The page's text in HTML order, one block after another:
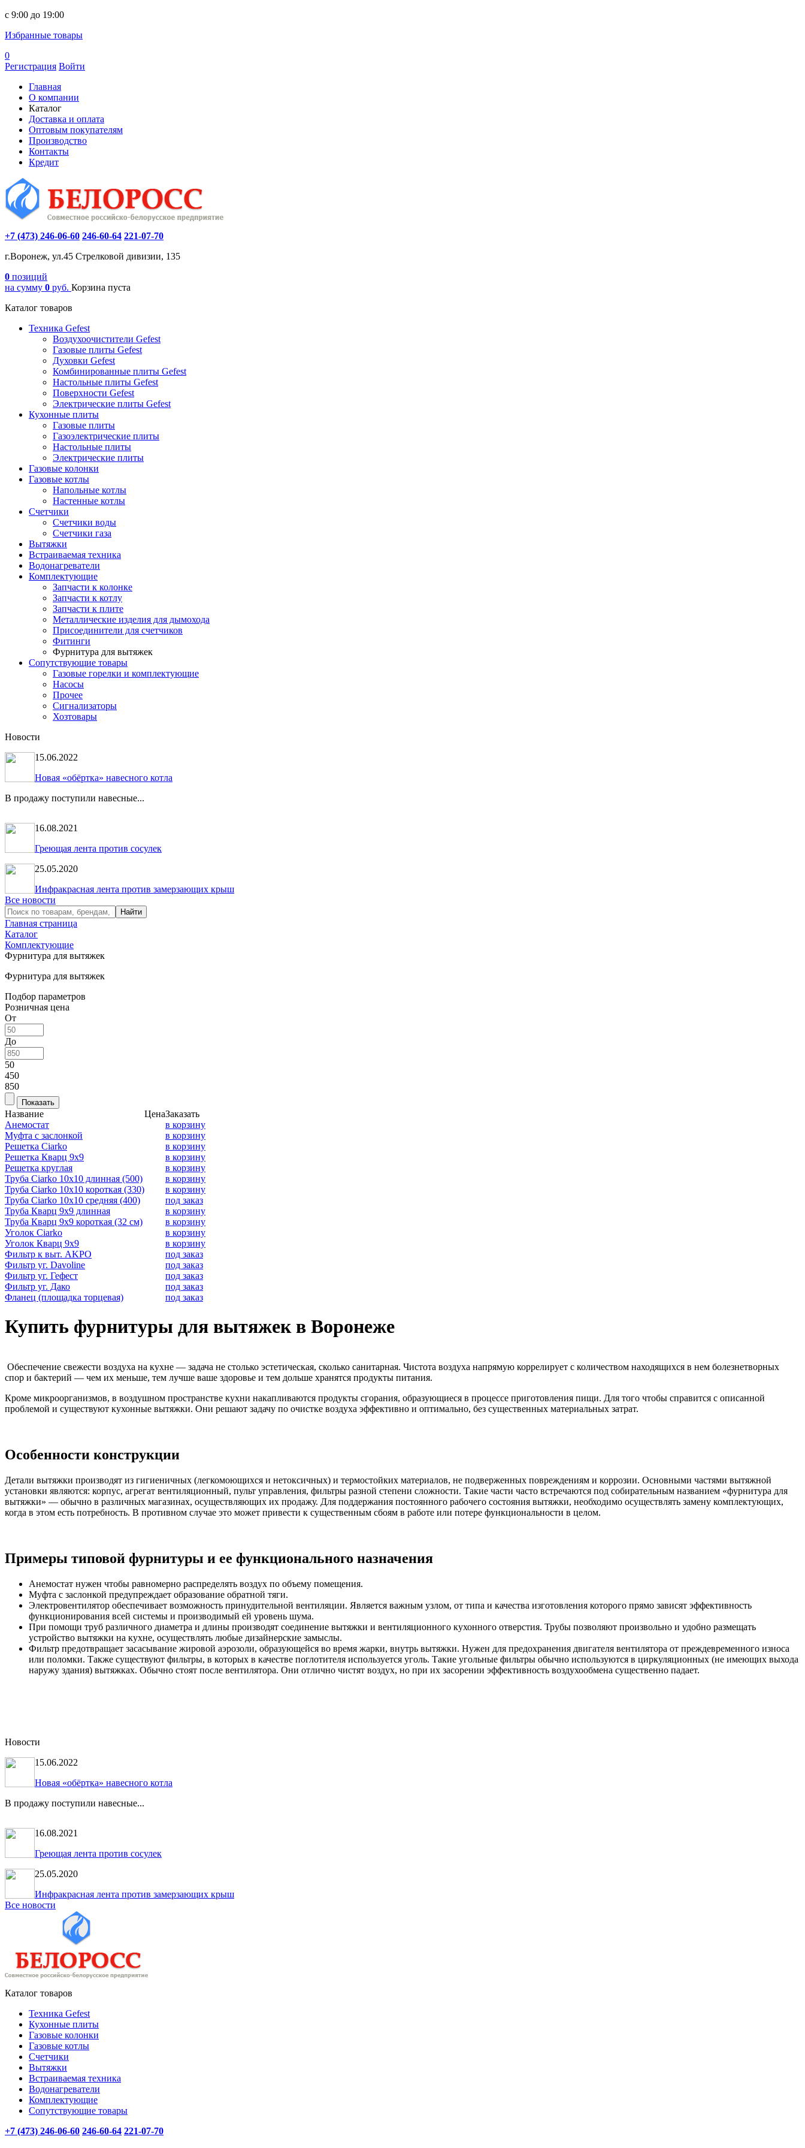
c 9:00 до 19:00
Избранные товары
0
Регистрация Войти
Главная
О компании
Каталог
Доставка и оплата
Оптовым покупателям
Производство
Контакты
Кредит
+7 (473) 246-06-60 246-60-64 221-07-70
г.Воронеж, ул.45 Стрелковой дивизии, 135
0 позиций
на сумму 0 руб. Корзина пуста
Каталог товаров
Техника Gefest
Воздухоочистители Gefest
Газовые плиты Gefest
Духовки Gefest
Комбинированные плиты Gefest
Настольные плиты Gefest
Поверхности Gefest
Электрические плиты Gefest
Кухонные плиты
Газовые плиты
Газоэлектрические плиты
Настольные плиты
Электрические плиты
Газовые колонки
Газовые котлы
Напольные котлы
Настенные котлы
Счетчики
Счетчики воды
Счетчики газа
Вытяжки
Встраиваемая техника
Водонагреватели
Комплектующие
Запчасти к колонке
Запчасти к котлу
Запчасти к плите
Металлические изделия для дымохода
Присоединители для счетчиков
Фитинги
Фурнитура для вытяжек
Сопутствующие товары
Газовые горелки и комплектующие
Насосы
Прочее
Сигнализаторы
Хозтовары
Новости
15.06.2022
Новая «обёртка» навесного котла
В продажу поступили навесные...
16.08.2021
Греющая лента против сосулек
25.05.2020
Инфракрасная лента против замерзающих крыш
Все новости
Главная страница
Каталог
Комплектующие
Фурнитура для вытяжек
Фурнитура для вытяжек
Подбор параметров
Розничная цена
От
До
50
450
850
Название ЦенаЗаказать
Анемостат
в корзину
Муфта с заслонкой
в корзину
Решетка Ciarko
в корзину
Решетка Кварц 9х9
в корзину
Решетка круглая
в корзину
Труба Ciarko 10х10 длинная (500)
в корзину
Труба Ciarko 10х10 короткая (330)
в корзину
Труба Ciarko 10х10 средняя (400)
под заказ
Труба Кварц 9х9 длинная
в корзину
Труба Кварц 9х9 короткая (32 см)
в корзину
Уголок Ciarko
в корзину
Уголок Кварц 9х9
в корзину
Фильтр к выт. AKPO
под заказ
Фильтр уг. Davoline
под заказ
Фильтр уг. Гефест
под заказ
Фильтр уг. Дако
под заказ
Фланец (площадка торцевая)
под заказ
Купить фурнитуры для вытяжек в Воронеже
Обеспечение свежести воздуха на кухне — задача не столько эстетическая, сколько санитарная. Чистота воздуха напрямую коррелирует с количеством находящихся в нем болезнетворных
спор и бактерий — чем их меньше, тем лучше ваше здоровье и тем дольше хранятся продукты питания.
Кроме микроорганизмов, в воздушном пространстве кухни накапливаются продукты сгорания, образующиеся в процессе приготовления пищи. Для того чтобы справится с описанной
проблемой и существуют кухонные вытяжки. Они решают задачу по очистке воздуха эффективно и оптимально, без существенных материальных затрат.
Особенности конструкции
Детали вытяжки производят из гигиеничных (легкомоющихся и нетоксичных) и термостойких материалов, не подверженных повреждениям и коррозии. Основными частями вытяжной
установки являются: корпус, агрегат вентиляционный, пульт управления, фильтры разной степени сложности. Такие части часто встречаются под собирательным названием «фурнитура для
вытяжки» — обычно в различных магазинах, осуществляющих их продажу. Для поддержания постоянного рабочего состояния вытяжки, необходимо осуществлять замену комплектующих,
когда в этом есть потребность. В противном случае это может привести к существенным сбоям в работе или потере функциональности в целом.
Примеры типовой фурнитуры и ее функционального назначения
Анемостат нужен чтобы равномерно распределять воздух по объему помещения.
Муфта с заслонкой предупреждает образование обратной тяги.
Электровентилятор обеспечивает возможность принудительной вентиляции. Является важным узлом, от типа и качества изготовления которого прямо зависят эффективность
функционирования всей системы и производимый ей уровень шума.
При помощи труб различного диаметра и длины производят соединение вытяжки и вентиляционного кухонного отверстия. Трубы позволяют произвольно и удобно размещать
устройство вытяжки на кухне, осуществлять любые дизайнерские замыслы.
Фильтр предотвращает засасывание жировой аэрозоли, образующейся во время жарки, внутрь вытяжки. Нужен для предохранения двигателя вентилятора от преждевременного износа
или поломки. Также существуют фильтры, в которых в качестве поглотителя используется уголь. Такие угольные фильтры обычно используются в циркуляционных (не имеющих выхода
наружу здания) вытяжках. Обычно стоят после вентилятора. Они отлично чистят воздух, но при их засорении эффективность воздухообмена существенно падает.
Новости
15.06.2022
Новая «обёртка» навесного котла
В продажу поступили навесные...
16.08.2021
Греющая лента против сосулек
25.05.2020
Инфракрасная лента против замерзающих крыш
Все новости
Каталог товаров
Техника Gefest
Кухонные плиты
Газовые колонки
Газовые котлы
Счетчики
Вытяжки
Встраиваемая техника
Водонагреватели
Комплектующие
Сопутствующие товары
+7 (473) 246-06-60 246-60-64 221-07-70